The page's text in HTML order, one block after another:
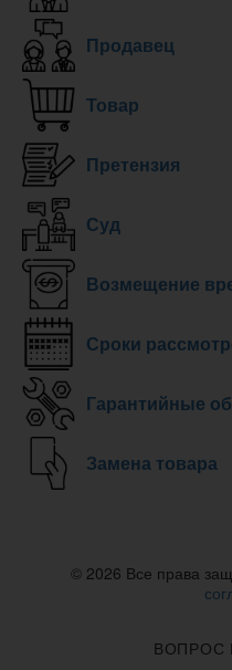
Продавец
Товар
Претензия
Суд
Возмещение
Сроки
Гарантийные
Замена товара
© 2026 Все права
ВОПРОС